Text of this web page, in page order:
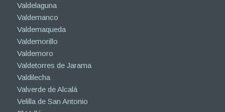
Valdelaguna
Valdemanco
Valdemaqueda
Valdemorillo
Valdemoro
Valdetorres de Jarama
Valdilecha
Valverde de Alcalá
Velilla de San Antonio